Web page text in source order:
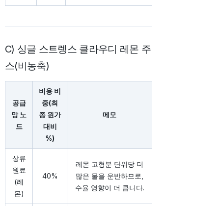
C) 싱글 스트렝스 클라우디 레몬 주
스(비농축)
공급
망 노
드
비용 비
중(최
종 원가
대비
%)
메모
상류
원료
(레
몬)
40%
레몬 고형분 단위당 더
많은 물을 운반하므로,
수율 영향이 더 큽니다.